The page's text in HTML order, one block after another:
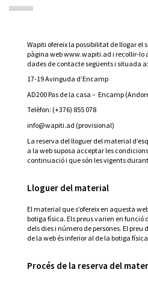
Wapiti ofereix la possibilitat de llogar el
pàgina web www.wapiti.ad i recollir-lo
dades de contacte següents i situada a:
17-19 Avinguda d’Encamp
AD200 Pas de la casa – Encamp
Telèfon: (+376) 855 078
info@wapiti.ad (provisional)
La reserva del lloguer del material
a la web suposa acceptar les
continuació i que són les vigents
Lloguer del material
El material que s’ofereix en aquesta
botiga física. Els preus varien en
dels dies i número de persones. El
de la web és inferior al de la botiga
Procés de la reserva del